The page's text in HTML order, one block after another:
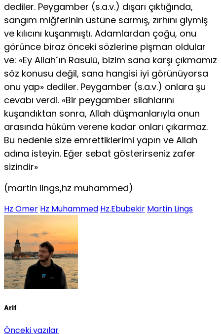
dediler. Peygamber (s.a.v.) dışarı çıktığında,
sangım miğferinin üstüne sarmış, zırhını giymiş
ve kılıcını kuşanmıştı. Adamlardan çoğu, onu
görünce biraz önceki sözlerine pişman oldular
ve: «Ey Allah´ın Rasulü, bizim sana karşı çıkmamız
söz konusu değil, sana hangisi iyi görünüyorsa
onu yap» dediler. Peygamber (s.a.v.) onlara şu
cevabı verdi. «Bir peygamber silahlarını
kuşandıktan sonra, Allah düşmanlarıyla onun
arasında hüküm verene kadar onları çıkarmaz.
Bu nedenle size emrettiklerimi yapın ve Allah
adına isteyin. Eğer sebat gösterirseniz zafer
sizindir»
(martin lings,hz muhammed)
Hz Ömer Hz Muhammed Hz.Ebubekir Martin Lings
Arif
Önceki yazılar